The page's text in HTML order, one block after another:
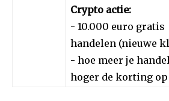
Crypto actie:
- 10.000 euro gratis
handelen (nieuwe
- hoe meer je
hoger de korting op